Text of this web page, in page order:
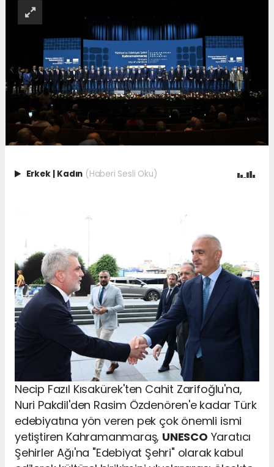
Erkek Kadın (Haberi Sesli Oku)
Necip Fazıl Kısakürek'ten Cahit Zarifoğlu'na,
Nuri Pakdil'den Rasim Özdenören'e kadar Türk
edebiyatına yön veren pek çok önemli ismi
yetiştiren Kahramanmaraş, UNESCO Yaratıcı
Şehirler Ağı'na "Edebiyat Şehri" olarak kabul